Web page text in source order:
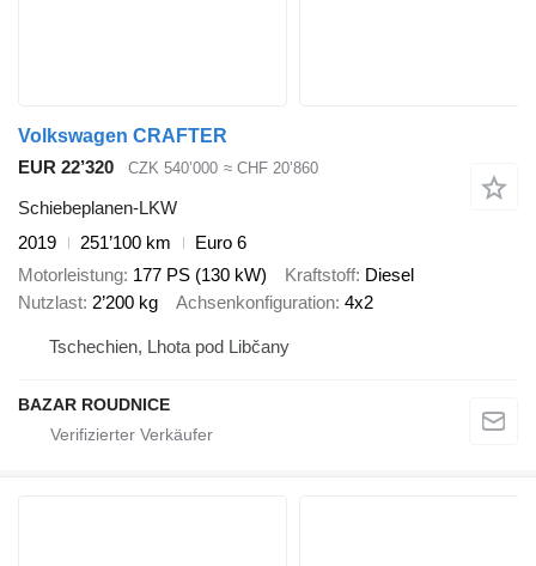
Volkswagen CRAFTER
EUR 22’320
CZK 540’000 ≈ CHF 20’860
Schiebeplanen-LKW
2019
251’100 km
Euro 6
Motorleistung 177 PS (130 kW) Kraftstoff Diesel
Nutzlast 2’200 kg Achsenkonfiguration 4x2
Tschechien, Lhota pod Libčany
BAZAR ROUDNICE